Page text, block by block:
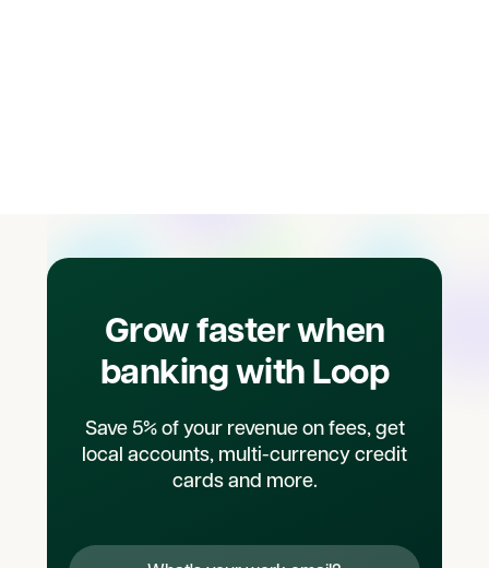
Grow faster when
banking with Loop
Save 5% of your revenue on fees, get
local accounts, multi-currency credit
cards and more.